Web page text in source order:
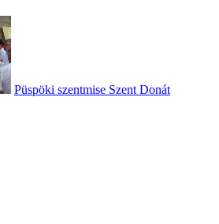
Püspöki szentmise Szent Donát